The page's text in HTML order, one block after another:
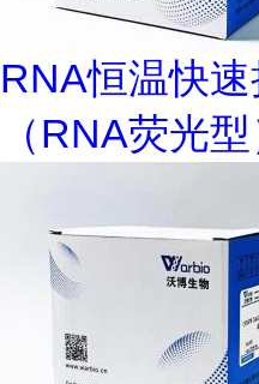
RNA恒温快
（RNA荧光型